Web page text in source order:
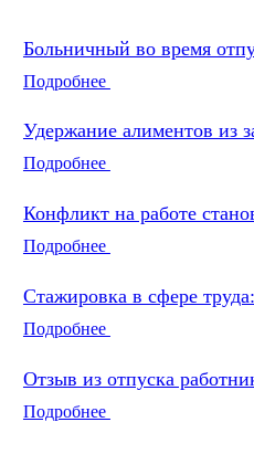
Больничный во время
Подробнее
Удержание алиментов из
Подробнее
Конфликт на работе
Подробнее
Стажировка в сфере
Подробнее
Отзыв из отпуска
Подробнее